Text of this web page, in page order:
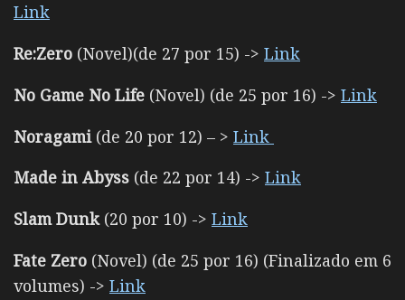
Link
Re:Zero (Novel)(de 27 por 15) -> Link
No Game No Life (Novel) (de 25 por 16) -> Link
Noragami(de 20 por 12) – > Link
Made in Abyss (de 22 por 14) -> Link
Slam Dunk(20 por 10) -> Link
Fate Zero (Novel) (de 25 por 16) (Finalizado em 6
volumes) -> Link